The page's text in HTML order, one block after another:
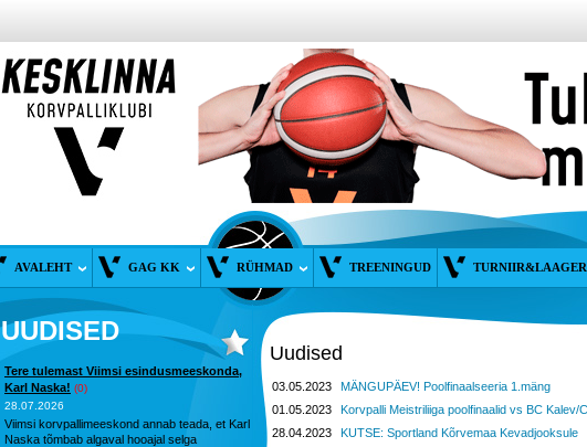
AVALEHT GAG KK RÜHMAD TREENINGUD TURNIIR&LAAGER
UUDISED
Tere tulemast Viimsi esindusmeeskonda,
Karl Naska! (0)
28.07.2026
Viimsi korvpallimeeskond annab teada, et Karl
Naska tõmbab algaval hooajal selga
Uudised
03.05.2023
MÄNGUPÄEV! Poolfinaalseeria 1.mäng
01.05.2023
Korvpalli Meistriliiga poolfinaalid vs BC Kalev/
28.04.2023
KUTSE: Sportland Kõrvemaa Kevadjooksule